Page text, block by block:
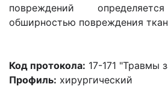
повреждений
обширностью повреждения
Код протокола: 17-171 "Травмы
Профиль: хирургический